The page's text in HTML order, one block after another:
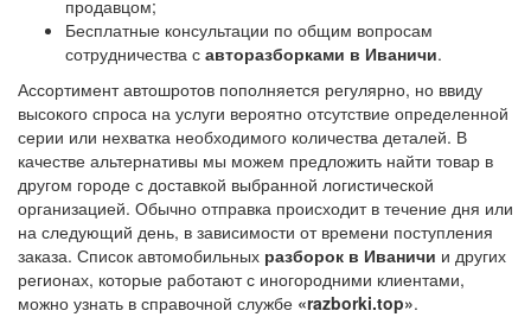
продавцом;
Бесплатные консультации по общим вопросам
сотрудничества с авторазборками в Иваничи.
Ассортимент автошротов пополняется регулярно, но ввиду
высокого спроса на услуги вероятно отсутствие определенной
серии или нехватка необходимого количества деталей. В
качестве альтернативы мы можем предложить найти товар в
другом городе с доставкой выбранной логистической
организацией. Обычно отправка происходит в течение дня или
на следующий день, в зависимости от времени поступления
заказа. Список автомобильных разборок в Иваничи и других
регионах, которые работают с иногородними клиентами,
можно узнать в справочной службе «razborki.top».